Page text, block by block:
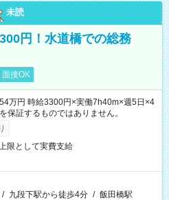
未読
円！水道橋での総務
面接OK
万円 時給3300円×実働7h40m×週5日×4
証するものではありません。
限として実費支給
/ 九段下駅から徒歩4分 / 飯田橋駅